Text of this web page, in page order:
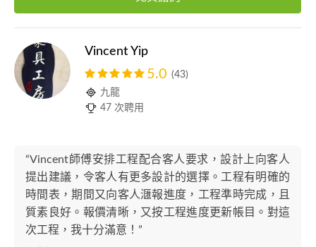
Vincent Yip
5.0 (43)
九龍
47 次聘用
“Vincent師傅安排工程配合客人要求，設計上向客人
提出建議，令客人有更多設計的選擇。工程有明確的
時間表，期間又向客人𣿬報進度，工程準時完成，且
質素良好。報價清晰，又按工程進度更新帳目。對這
次工程，我十分滿意！”